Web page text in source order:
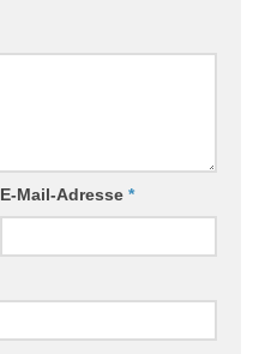
E-Mail-Adresse *